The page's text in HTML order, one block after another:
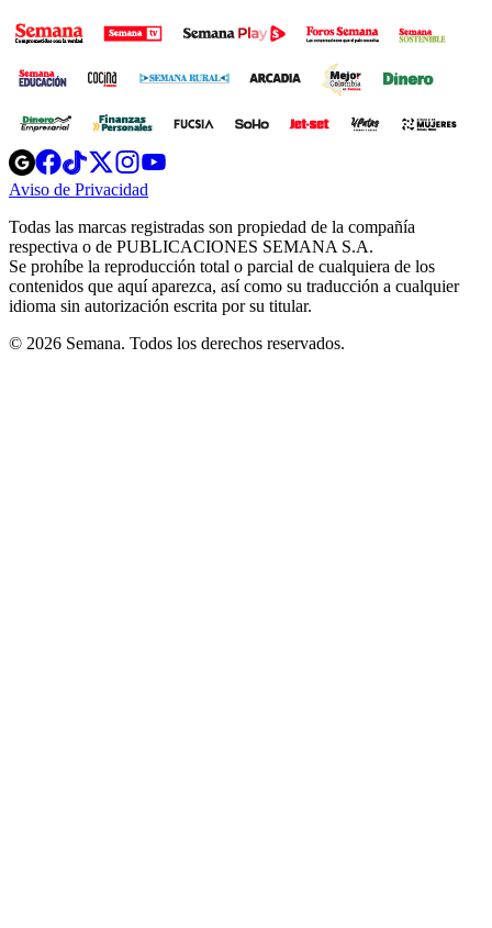
Opens
in
new
Opens
in
new
Opens
in
new
window
Opens
new
windowwindow
Aviso de Privacidad
new
window
Todas las marcas registradas son propiedad de la compañía
respectiva o de PUBLICACIONES SEMANA S.A.
Se prohíbe la reproducción total o parcial de cualquiera de los
contenidos que aquí aparezca, así como su traducción a cualquier
idioma sin autorización escrita por su titular.
© 2026 Semana. Todos los derechos reservados.